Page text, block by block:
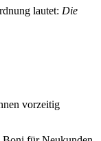
lautet: Die
vorzeitig